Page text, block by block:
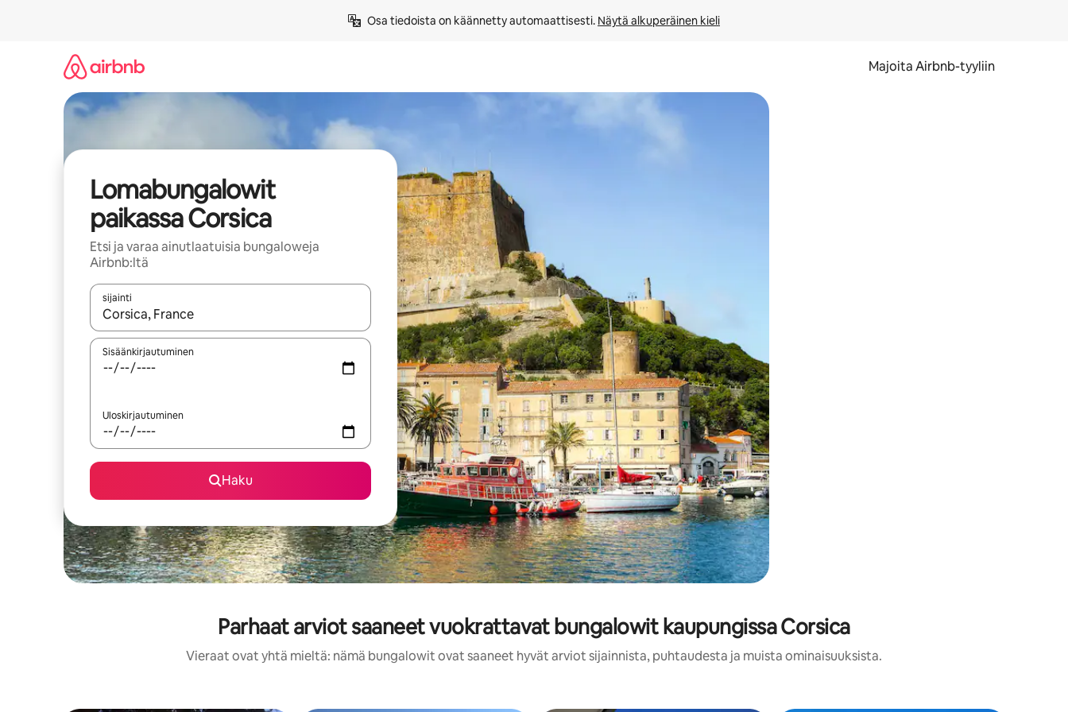
Osa tiedoista on käännetty automaattisesti. Näytä alkuperäinen kieli
Majoita Airbnb-tyyliin
Lomabungalowit
paikassa Corsica
Etsi ja varaa ainutlaatuisia bungaloweja
Airbnb:ltä
sijainti
Kun tulokset ovat saatavilla, navigoi ylös- ja alas-nuolinäppäimillä tai tutustu koskettamalla tai pyyhkäisemällä.
Sisäänkirjautuminen
Uloskirjautuminen
Haku
Parhaat arviot saaneet vuokrattavat bungalowit kaupungissa Corsica
Vieraat ovat yhtä mieltä: nämä bungalowit ovat saaneet hyvät arviot sijainnista, puhtaudesta ja muista ominaisuuksista.